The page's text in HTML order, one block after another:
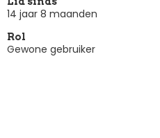
14 jaar 8 maanden
Rol
Gewone gebruiker